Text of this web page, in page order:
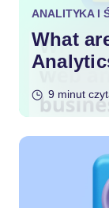
ANALITYKA I
What
9 minut